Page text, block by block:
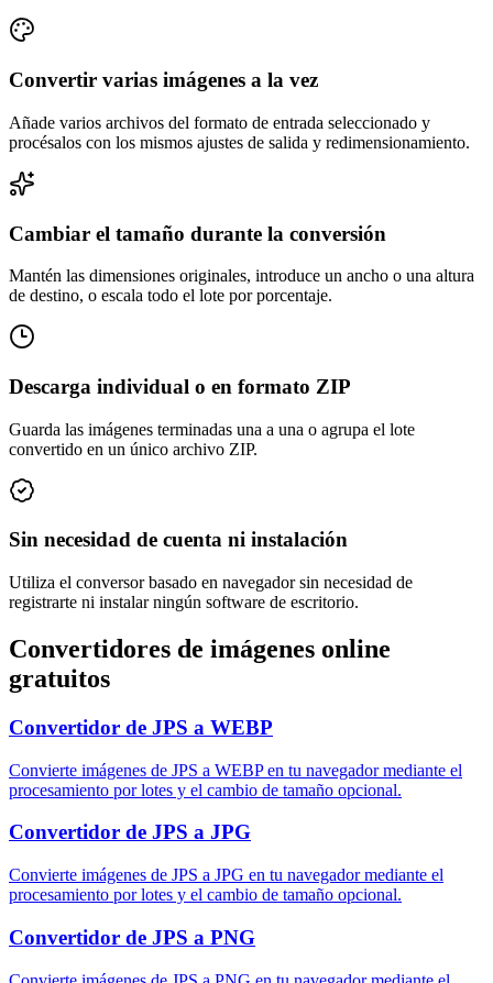
Convertir varias imágenes a la vez
Añade varios archivos del formato de entrada seleccionado y
procésalos con los mismos ajustes de salida y redimensionamiento.
Cambiar el tamaño durante la conversión
Mantén las dimensiones originales, introduce un ancho o una altura
de destino, o escala todo el lote por porcentaje.
Descarga individual o en formato ZIP
Guarda las imágenes terminadas una a una o agrupa el lote
convertido en un único archivo ZIP.
Sin necesidad de cuenta ni instalación
Utiliza el conversor basado en navegador sin necesidad de
registrarte ni instalar ningún software de escritorio.
Convertidores de imágenes online
gratuitos
Convertidor de JPS a WEBP
Convierte imágenes de JPS a WEBP en tu navegador mediante el
procesamiento por lotes y el cambio de tamaño opcional.
Convertidor de JPS a JPG
Convierte imágenes de JPS a JPG en tu navegador mediante el
procesamiento por lotes y el cambio de tamaño opcional.
Convertidor de JPS a PNG